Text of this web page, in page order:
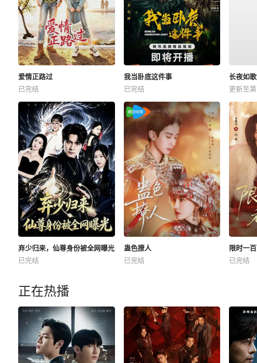
爱情正路过
已完结
我当卧底这件事
已完结
长夜如歌
更新至
弃少归来，仙尊身份被全网曝光
已完结
蛊色撩人
已完结
限时一
已完结
正在热播